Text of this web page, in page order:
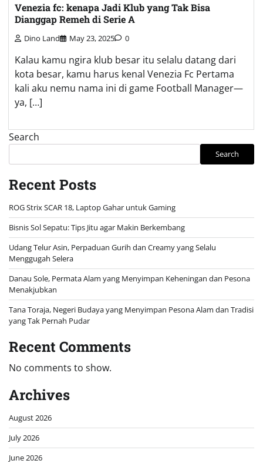
Venezia fc: kenapa Jadi Klub yang Tak Bisa
Dianggap Remeh di Serie A
Dino Land May 23, 2025 0
Kalau kamu ngira klub besar itu selalu datang dari
kota besar, kamu harus kenal Venezia Fc Pertama
kali aku nemu nama ini di game Football Manager—
ya, […]
Search
Search
Recent Posts
ROG Strix SCAR 18, Laptop Gahar untuk Gaming
Bisnis Sol Sepatu: Tips Jitu agar Makin Berkembang
Udang Telur Asin, Perpaduan Gurih dan Creamy yang Selalu
Menggugah Selera
Danau Sole, Permata Alam yang Menyimpan Keheningan dan Pesona
Menakjubkan
Tana Toraja, Negeri Budaya yang Menyimpan Pesona Alam dan Tradisi
yang Tak Pernah Pudar
Recent Comments
No comments to show.
Archives
August 2026
July 2026
June 2026